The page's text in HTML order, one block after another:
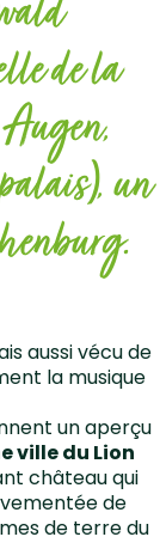
de la
un
aussi vécu de
la musique
un aperçu
ville du Lion
château qui
de
de terre du